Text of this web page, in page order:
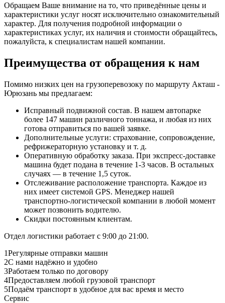
Обращаем Ваше внимание на то, что приведённые цены и
характеристики услуг носят исключительно ознакомительный
характер. Для получения подробной информации о
характеристиках услуг, их наличия и стоимости обращайтесь,
пожалуйста, к специалистам нашей компании.
Преимущества от обращения к нам
Помимо низких цен на грузоперевозоку по маршруту Акташ -
Юрюзань мы предлагаем:
Исправный подвижной состав. В нашем автопарке
более 147 машин различного тоннажа, и любая из них
готова отправиться по вашей заявке.
Дополнительные услуги: страхование, сопровождение,
рефрижераторную установку и т. д.
Оперативную обработку заказа. При экспресс-доставке
машина будет подана в течение 1-3 часов. В остальных
случаях — в течение 1,5 суток.
Отслеживание расположение транспорта. Каждое из
них имеет системой GPS. Менеджер нашей
транспортно-логистической компании в любой момент
может позвонить водителю.
Скидки постоянным клиентам.
Отдел логистики работает с 9:00 до 21:00.
1Регулярные отправки машин
2С нами надёжно и удобно
3Работаем только по договору
4Предоставляем любой грузовой транспорт
5Подаём транспорт в удобное для вас время и место
Сервис